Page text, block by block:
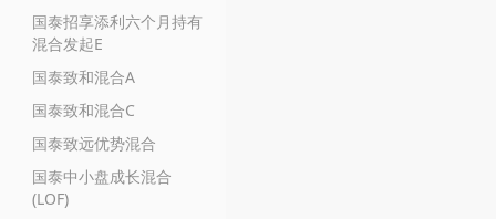
国泰招享添利六个月持有
混合发起E
国泰致和混合A
国泰致和混合C
国泰致远优势混合
国泰中小盘成长混合
(LOF)